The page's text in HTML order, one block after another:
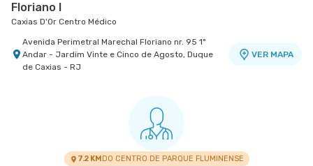
Floriano I
Caxias D'Or Centro Médico
Avenida Perimetral Marechal Floriano nr. 95 1º
Andar - Jardim Vinte e Cinco de Agosto, Duque
de Caxias - RJ
VER MAPA
7.2 KMDO CENTRO DE PARQUE FLUMINENSE